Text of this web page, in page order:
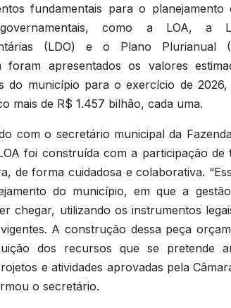
fundamentais para o
como a LOA, a
(LDO) e o Plano Plurianual
foram apresentados os valores
do município para o exercício de 2026,
mais de R$ 1.457 bilhão, cada uma.
com o secretário municipal da
foi construída com a participação de
de forma cuidadosa e colaborativa.
do município, em que a
chegar, utilizando os instrumentos
A construção dessa peça
dos recursos que se pretende
e atividades aprovadas pela
o secretário.